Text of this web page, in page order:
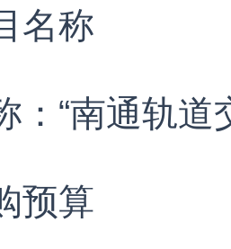
名称
：“南通轨道
预算